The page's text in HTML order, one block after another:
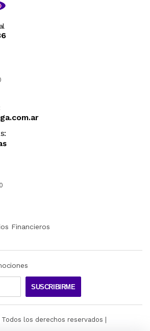
Financieros
SUSCRIBIRME
| Todos los derechos reservados |